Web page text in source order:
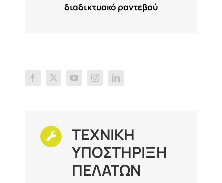
διαδικτυακό ραντεβού
ΤΕΧΝΙΚΗ
ΥΠΟΣΤΗΡΙΞΗ
ΠΕΛΑΤΩΝ